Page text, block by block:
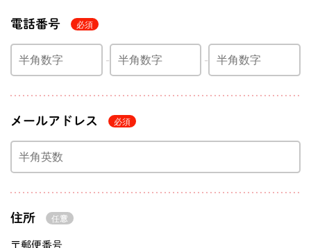
電話番号
メールアドレス
住所
〒郵便番号